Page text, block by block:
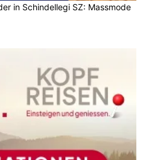
in Schindellegi SZ: Massmode